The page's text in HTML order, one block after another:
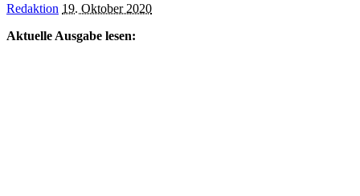
Posted
Redaktion 19. Oktober 2020
Aktuelle Ausgabe lesen: